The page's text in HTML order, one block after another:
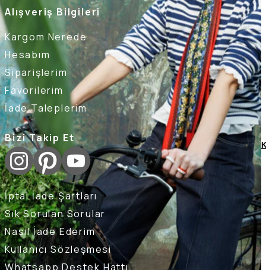
Alışveriş Bilgileri
Kargom Nerede
Hesabım
Siparişlerim
Favorilerim
İade Taleplerim
Bizi Takip Et
İptal İade Şartları
Sık Sorulan Sorular
Nasıl İade Ederim
Kullanıcı Sözleşmesi
Whatsapp Destek Hattı